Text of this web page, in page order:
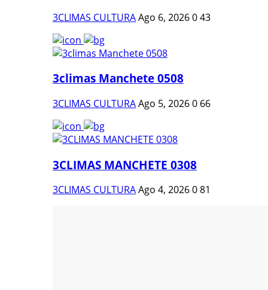
3CLIMAS CULTURAAgo 6, 2026043
3climas Manchete 0508
3CLIMAS CULTURAAgo 5, 20260 66
3CLIMAS MANCHETE 0308
3CLIMAS CULTURAAgo 4, 2026081